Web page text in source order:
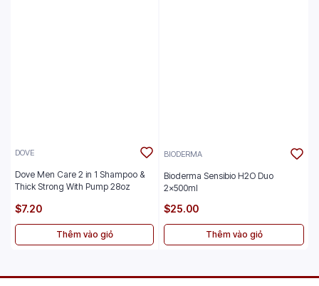
DOVE
Dove Men Care 2 in 1 Shampoo &
Thick Strong With Pump 28oz
$7.20
Thêm vào giỏ
BIODERMA
Bioderma Sensibio H2O Duo
2x500ml
$25.00
Thêm vào giỏ